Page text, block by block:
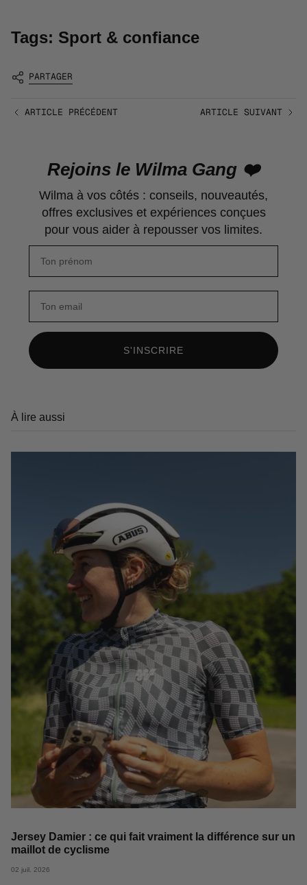
Tags: Sport & confiance
PARTAGER
ARTICLE SUIVANT
ARTICLE PRÉCÉDENT
Rejoins le Wilma Gang ❤️
Wilma à vos côtés : conseils, nouveautés,
offres exclusives et expériences conçues
pour vous aider à repousser vos limites.
S'INSCRIRE
À lire aussi
Jersey Damier : ce qui fait vraiment la différence sur un
maillot de cyclisme
02 juil. 2026